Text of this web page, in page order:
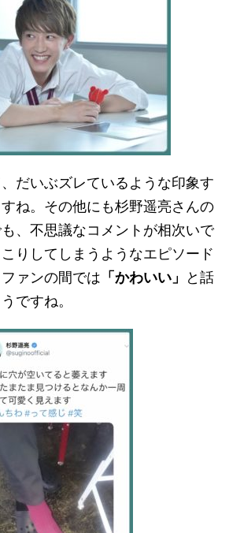
だいぶズレているような印象す
ね。その他にも杉野遥亮さんの
、不思議なコメントが相次いで
りしてしまうようなエピソード
ァンの間では 「かわいい」
と話
ですね。